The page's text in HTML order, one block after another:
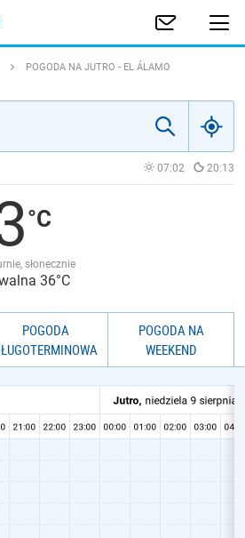
POGODA NA JUTRO - EL ÁLAMO
07:02 20:13
słonecznie
36°C
POGODA
POGODA NA
WEEKEND